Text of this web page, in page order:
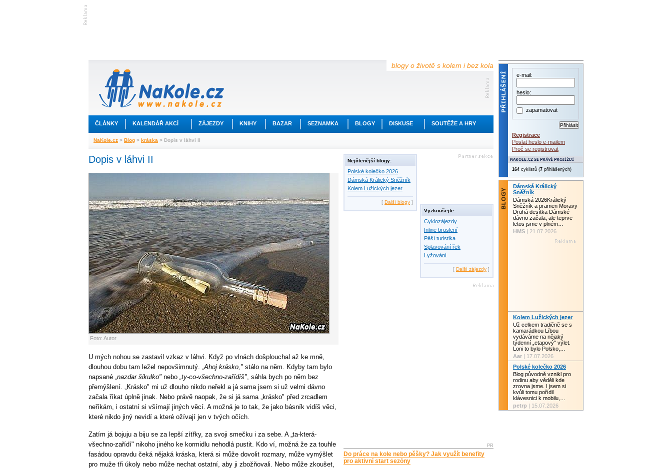
blogy o životě s kolem i bez kola
ČLÁNKY KALENDÁŘ AKCÍ ZÁJEZDY KNIHY BAZAR SEZNAMKA BLOGY DISKUSE SOUTĚŽE A HRY
NaKole.cz > Blog > kráska > Dopis v láhvi II
Dopis v láhvi II
Foto: Autor
U mých nohou se zastavil vzkaz v láhvi. Když po vlnách došplouchal až ke mně,
dlouhou dobu tam ležel nepovšimnutý. „Ahoj krásko," stálo na něm. Kdyby tam bylo
napsané „nazdar šikulko" nebo „ty-co-všechno-zařídíš", sáhla bych po něm bez
přemýšlení. „Krásko" mi už dlouho nikdo neřekl a já sama jsem si už velmi dávno
začala říkat úplně jinak. Nebo právě naopak, že si já sama „krásko" před zrcadlem
neříkám, i ostatní si všímají jiných věcí. A možná je to tak, že jako básník vidíš věci,
které nikdo jiný nevidí a které ožívají jen v tvých očích.
Zatím já bojuju a biju se za lepší zítřky, za svoji smečku i za sebe. A „ta-která-
všechno-zařídí" nikoho jiného ke kormidlu nehodlá pustit. Kdo ví, možná že za touhle
fasádou opravdu čeká nějaká kráska, která si může dovolit rozmary, může vymýšlet
pro muže tři úkoly nebo může nechat ostatní, aby ji zbožňovali. Nebo může zkoušet,
Nejčtenější blogy:
Polské kolečko 2026
Dámská Králický Sněžník
Kolem Lužických jezer
[ Další blogy ]
Vyzkoušejte:
Cyklozájezdy
Inline bruslení
Pěší turistika
Splavování řek
Lyžování
[ Další zájezdy ]
PR
Do práce na kole nebo pěšky? Jak využít benefity
pro aktivní start sezóny
e-mail:
heslo:
zapamatovat
Registrace
Poslat heslo e-mailem
Proč se registrovat
164 cyklistů (7 přihlášených)
Dámská Králický
Sněžník
Dámská 2026Králický
Sněžník a pramen Moravy
Druhá desítka Dámské
dávno začala, ale teprve
letos jsme v plném…
HMS | 21.07.2026
Kolem Lužických jezer
Už celkem tradičně se s
kamarádkou Líbou
vydáváme na nějaký
týdenní „etapový" výlet.
Loni to bylo Polsko,…
Aar | 17.07.2026
Polské kolečko 2026
Blog původně vznikl pro
rodinu aby věděli kde
zrovna jsme. I jsem si
kvůli tomu pořídil
klávesnici k mobilu,…
petrp | 15.07.2026